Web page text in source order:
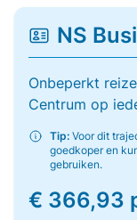
NS
Onbeperkt
Centrum op
Tip: Voor dit
goedkoper en
gebruiken.
€ 366,93